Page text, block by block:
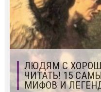
ЛЮДЯМ С
ЧИТАТЬ! 15
МИФОВ И